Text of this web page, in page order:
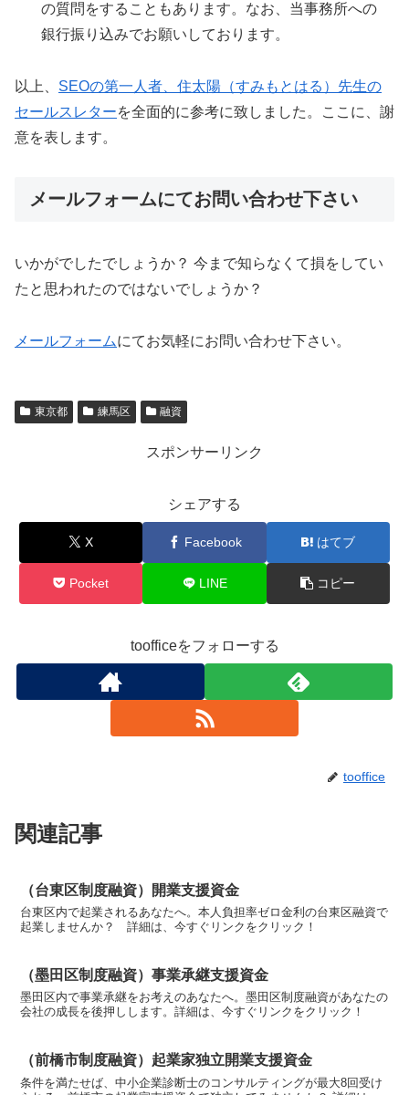
の質問をすることもあります。なお、当事務所への
銀行振り込みでお願いしております。
以上、 SEOの第一人者、住太陽（すみもとはる）先生の
セールスレターを全面的に参考に致しました。ここに、謝
意を表します。
メールフォームにてお問い合わせ下さい
いかがでしたでしょうか？ 今まで知らなくて損をしてい
たと思われたのではないでしょうか？
メールフォームにてお気軽にお問い合わせ下さい。
東京都 練馬区 融資
スポンサーリンク
シェアする
X Facebook はてブ
Pocket LINE コピー
toofficeをフォローする
tooffice
関連記事
（台東区制度融資）開業支援資金
台東区内で起業されるあなたへ。本人負担率ゼロ金利の台東区融資で
起業しませんか？ 詳細は、今すぐリンクをクリック！
（墨田区制度融資）事業承継支援資金
墨田区内で事業承継をお考えのあなたへ。墨田区制度融資があなたの
会社の成長を後押しします。詳細は、今すぐリンクをクリック！
（前橋市制度融資）起業家独立開業支援資金
条件を満たせば、中小企業診断士のコンサルティングが最大8回受け